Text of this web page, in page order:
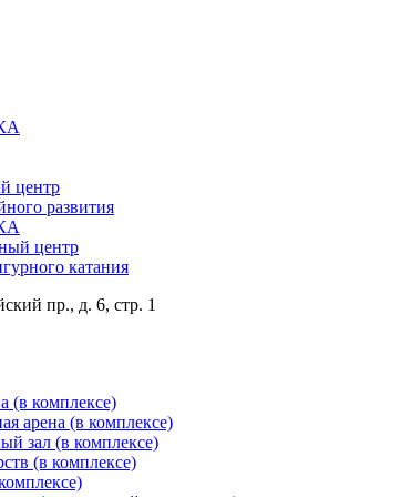
центр
развития
центр
катания
пр., д. 6, стр. 1
(в комплексе)
арена (в комплексе)
зал (в комплексе)
(в комплексе)